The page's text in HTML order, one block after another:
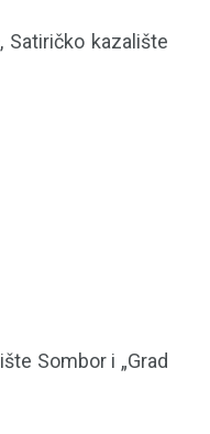
Satiričko kazalište
Sombor i „Grad